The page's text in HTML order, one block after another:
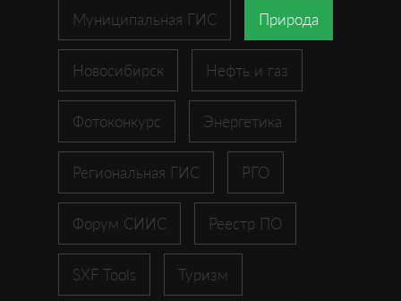
Муниципальная ГИС Природа
Новосибирск Нефть и газ
Фотоконкурс Энергетика
Региональная ГИС РГО
Форум СИИС Реестр ПО
SXF Tools Туризм